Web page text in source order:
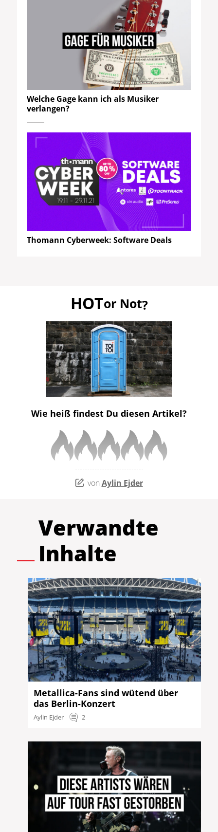
Welche Gage kann ich als Musiker
verlangen?
Thomann Cyberweek: Software Deals
HOTor Not?
Wie heiß findest Du diesen Artikel?
von Aylin Ejder
Verwandte
Inhalte
Metallica-Fans sind wütend über
das Berlin-Konzert
Aylin Ejder 2